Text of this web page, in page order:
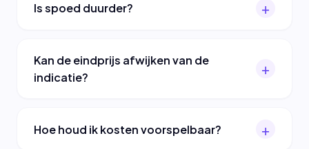
Is spoed duurder?
Kan de eindprijs afwijken van de
indicatie?
Hoe houd ik kosten voorspelbaar?